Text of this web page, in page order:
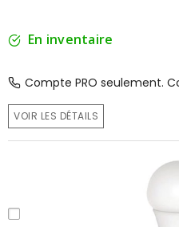
En inventaire
Compte PRO seulement.
VOIR LES DÉTAILS